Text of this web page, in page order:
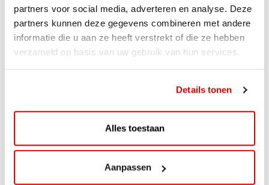
partners voor social media, adverteren en analyse. Deze
partners kunnen deze gegevens combineren met andere
informatie die u aan ze heeft verstrekt of die ze hebben
verzameld op basis van uw gebruik van hun services.
Details tonen
Alles toestaan
Aanpassen
ACTIE
Lees verder